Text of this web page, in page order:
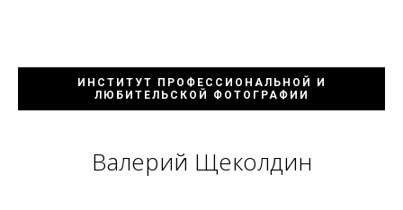
ИНСТИТУТ ПРОФЕССИОНАЛЬНОЙ И
ЛЮБИТЕЛЬСКОЙ ФОТОГРАФИИ
Валерий Щеколдин